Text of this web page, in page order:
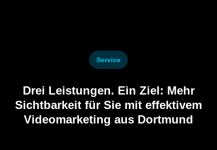
Service
Drei Leistungen. Ein Ziel: Mehr
Sichtbarkeit für Sie mit effektivem
Videomarketing aus Dortmund